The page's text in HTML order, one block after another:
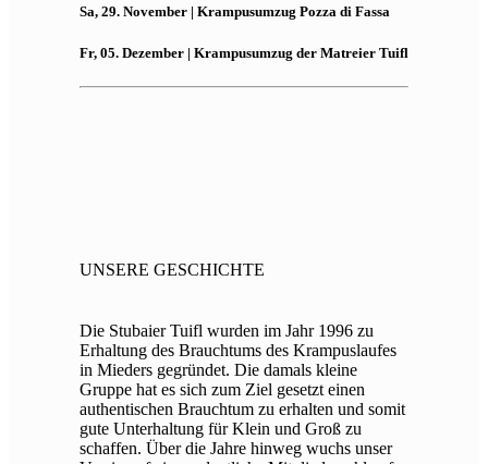
Sa, 29. November | Krampusumzug Pozza di Fassa
Fr, 05. Dezember | Krampusumzug der Matreier Tuifl
UNSERE GESCHICHTE
Die Stubaier Tuifl wurden im Jahr 1996 zu
Erhaltung des Brauchtums des Krampuslaufes
in Mieders gegründet. Die damals kleine
Gruppe hat es sich zum Ziel gesetzt einen
authentischen Brauchtum zu erhalten und somit
gute Unterhaltung für Klein und Groß zu
schaffen. Über die Jahre hinweg wuchs unser